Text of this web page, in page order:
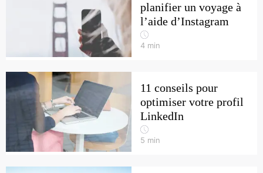
planifier un voyage à
l’aide d’Instagram
4 min
11 conseils pour
optimiser votre profil
LinkedIn
5 min